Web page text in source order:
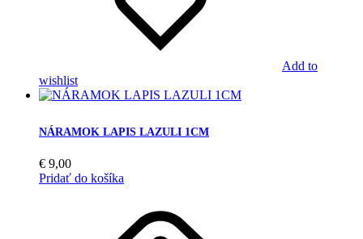
Add to
wishlist
NÁRAMOK LAPIS LAZULI 1CM
€ 9,00
Pridať do košíka